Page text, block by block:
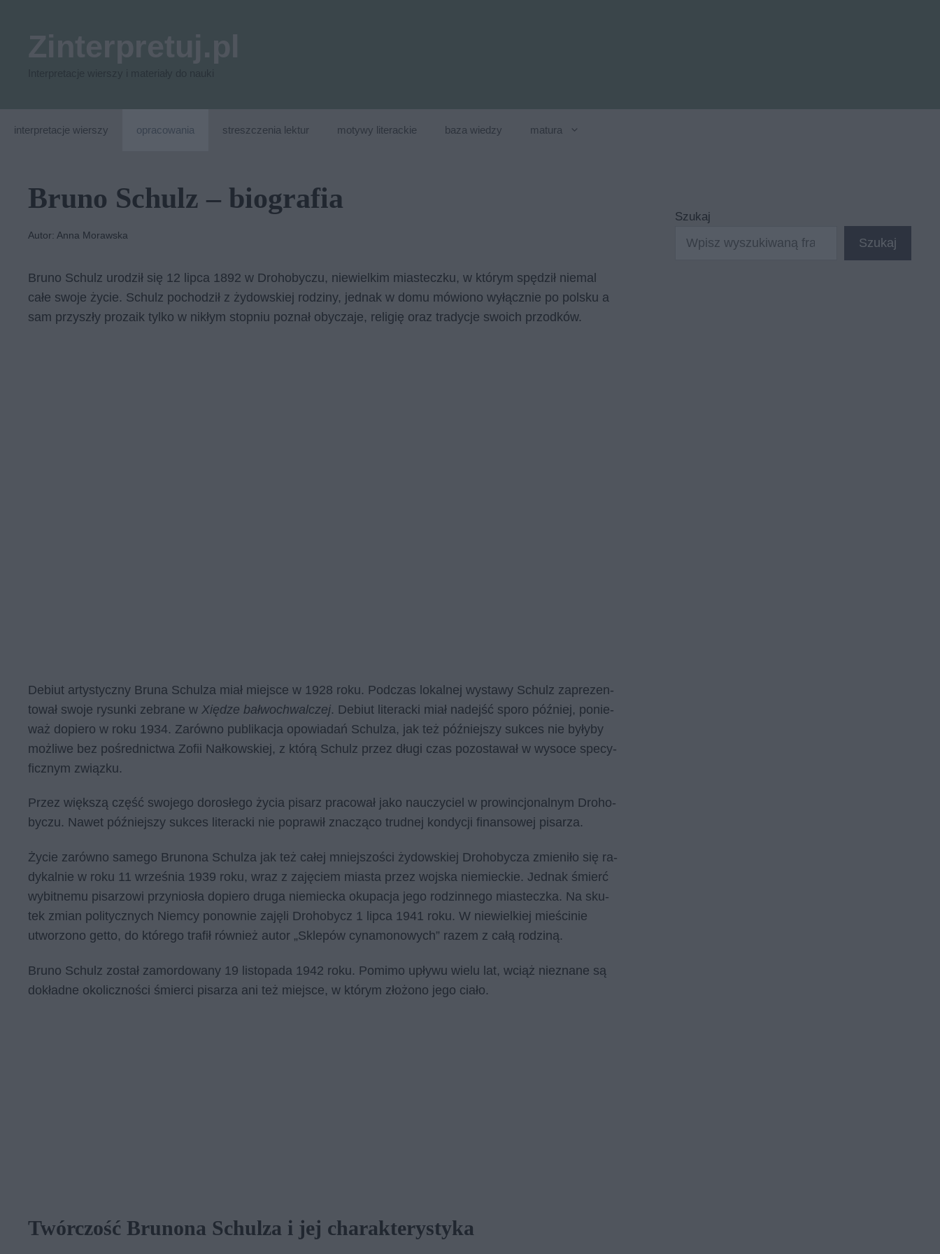
interpretacje wierszy opracowania streszczenia lektur motywy literackie baza wiedzy matura
Bruno Schulz – biografia
Autor: Anna Morawska
Bru­no Schulz uro­dził się 12 lip­ca 1892 w Dro­ho­by­czu, nie­wiel­kim mia­stecz­ku, w któ­rym spę­dził nie­mal
całe swo­je ży­cie. Schulz po­cho­dził z ży­dow­skiej ro­dzi­ny, jed­nak w domu mó­wio­no wy­łącz­nie po pol­sku a
sam przy­szły pro­za­ik tyl­ko w ni­kłym stop­niu po­znał oby­cza­je, re­li­gię oraz tra­dy­cje swo­ich przod­ków.
De­biut ar­ty­stycz­ny Bru­na Schul­za miał miej­sce w 1928 roku. Pod­czas lo­kal­nej wy­sta­wy Schulz za­pre­zen­
to­wał swo­je ry­sun­ki ze­bra­ne w Xiędze bałwochwalczej. De­biut li­te­rac­ki miał na­dejść spo­ro póź­niej, po­nie­
waż do­pie­ro w roku 1934. Za­rów­no pu­bli­ka­cja opo­wia­dań Schul­za, jak też póź­niej­szy suk­ces nie by­ły­by
moż­li­we bez po­śred­nic­twa Zo­fii Nał­kow­skiej, z któ­rą Schulz przez dłu­gi czas po­zo­sta­wał w wy­so­ce spe­cy­
ficz­nym związ­ku.
Przez więk­szą część swo­je­go do­ro­słe­go ży­cia pi­sarz pra­co­wał jako na­uczy­ciel w pro­win­cjo­nal­nym Dro­ho­
by­czu. Na­wet póź­niej­szy suk­ces li­te­rac­ki nie po­pra­wił zna­czą­co trud­nej kon­dy­cji fi­nan­so­wej pi­sa­rza.
Życie za­rów­no sa­me­go Bru­no­na Schul­za jak też ca­łej mniej­szo­ści ży­dow­skiej Dro­ho­by­cza zmie­ni­ło się ra­
dy­kal­nie w roku 11 wrze­śnia 1939 roku, wraz z za­ję­ciem mia­sta przez woj­ska nie­miec­kie. Jed­nak śmierć
wy­bit­ne­mu pi­sa­rzo­wi przy­nio­sła do­pie­ro dru­ga nie­miec­ka oku­pa­cja jego ro­dzin­ne­go mia­stecz­ka. Na sku­
tek zmian po­li­tycz­nych Niem­cy po­now­nie za­ję­li Dro­ho­bycz 1 lip­ca 1941 roku. W nie­wiel­kiej mie­ści­nie
utwo­rzo­no get­to, do któ­re­go tra­fił rów­nież au­tor „Skle­pów cy­na­mo­no­wych” ra­zem z całą ro­dzi­ną.
Bru­no Schulz zo­stał za­mor­do­wa­ny 19 li­sto­pa­da 1942 roku. Po­mi­mo upły­wu wie­lu lat, wciąż nie­zna­ne są
do­kład­ne oko­licz­no­ści śmier­ci pi­sa­rza ani też miej­sce, w któ­rym zło­żo­no jego cia­ło.
Twórczość Brunona Schulza i jej charakterystyka
Szukaj
Szukaj